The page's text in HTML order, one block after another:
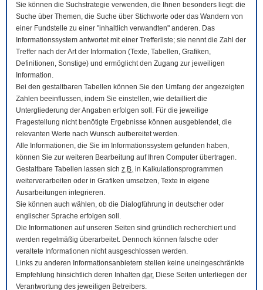
Sie können die Suchstrategie verwenden, die Ihnen besonders liegt: die
Suche über Themen, die Suche über Stichworte oder das Wandern von
einer Fundstelle zu einer "inhaltlich verwandten" anderen. Das
Informationssystem antwortet mit einer Trefferliste; sie nennt die Zahl der
Treffer nach der Art der Information (Texte, Tabellen, Grafiken,
Definitionen, Sonstige) und ermöglicht den Zugang zur jeweiligen
Information.
Bei den gestaltbaren Tabellen können Sie den Umfang der angezeigten
Zahlen beeinflussen, indem Sie einstellen, wie detailliert die
Untergliederung der Angaben erfolgen soll. Für die jeweilige
Fragestellung nicht benötigte Ergebnisse können ausgeblendet, die
relevanten Werte nach Wunsch aufbereitet werden.
Alle Informationen, die Sie im Informationssystem gefunden haben,
können Sie zur weiteren Bearbeitung auf Ihren Computer übertragen.
Gestaltbare Tabellen lassen sich z.B. in Kalkulationsprogrammen
weiterverarbeiten oder in Grafiken umsetzen, Texte in eigene
Ausarbeitungen integrieren.
Sie können auch wählen, ob die Dialogführung in deutscher oder
englischer Sprache erfolgen soll.
Die Informationen auf unseren Seiten sind gründlich recherchiert und
werden regelmäßig überarbeitet. Dennoch können falsche oder
veraltete Informationen nicht ausgeschlossen werden.
Links zu anderen Informationsanbietern stellen keine uneingeschränkte
Empfehlung hinsichtlich deren Inhalten dar. Diese Seiten unterliegen der
Verantwortung des jeweiligen Betreibers.